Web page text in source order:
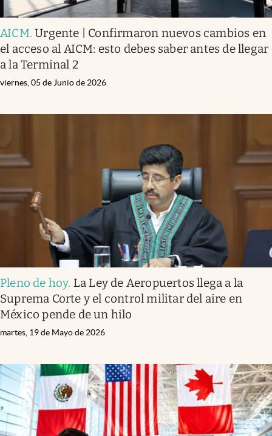
AICM.Urgente | Confirmaron nuevos cambios en
el acceso al AICM: esto debes saber antes de llegar
a la Terminal 2
viernes, 05 de Junio de 2026
Pleno de hoy. La Ley de Aeropuertos llega a la
Suprema Corte y el control militar del aire en
México pende de un hilo
martes, 19 de Mayo de 2026